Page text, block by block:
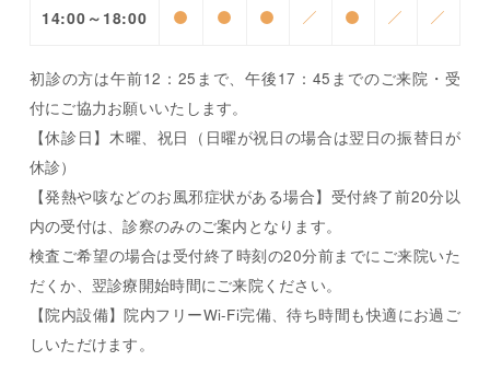
14:00～18:00 ● ● ● ／ ● ／ ／
初診の方は午前12：25まで、午後17：45までのご来院・受
付にご協力お願いいたします。
【休診日】木曜、祝日（日曜が祝日の場合は翌日の振替日が
休診）
【発熱や咳などのお風邪症状がある場合】受付終了前20分以
内の受付は、診察のみのご案内となります。
検査ご希望の場合は受付終了時刻の20分前までにご来院いた
だくか、翌診療開始時間にご来院ください。
【院内設備】院内フリーWi-Fi完備、待ち時間も快適にお過ご
しいただけます。